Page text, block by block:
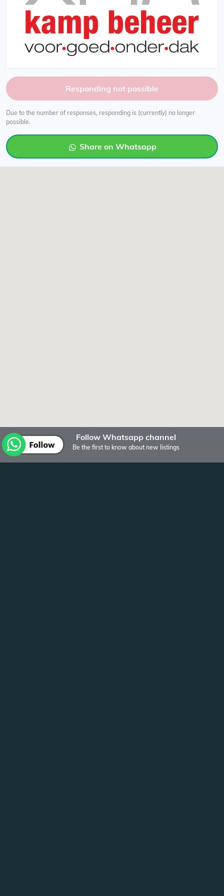
Responding not possible
Due to the number of responses, responding is (currently) no longer
possible.
Share on Whatsapp
Follow Whatsapp channel
Be the first to know about new listings